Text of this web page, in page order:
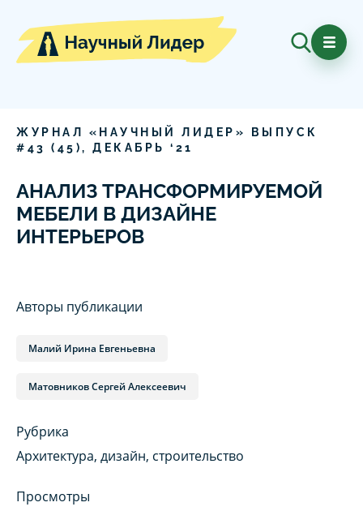
ЖУРНАЛ «НАУЧНЫЙ ЛИДЕР» ВЫПУСК
# 43 ( 45 ), ДЕКАБРЬ ‘ 21
АНАЛИЗ ТРАНСФОРМИРУЕМОЙ
МЕБЕЛИ В ДИЗАЙНЕ
ИНТЕРЬЕРОВ
Авторы публикации
Малий Ирина Евгеньевна
Матовников Сергей Алексеевич
Рубрика
Архитектура, дизайн, строительство
Просмотры